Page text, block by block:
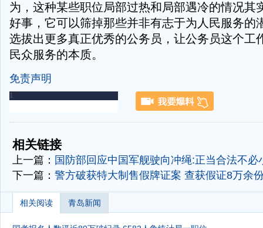
为，这种某些职位局部过热和局部遇冷的情况其
好事，它可以筛掉那些并非有志于为人民服务的
选拔出更多真正优秀的公务员，让公务员这个工
民众服务的本质。
免责声明
-
相关链接
上一篇： 国防部回应中国军舰驶向冲绳:正当合法不必
下一篇： 警方破获特大制售假牌证案 查获假证8万余
相关阅读 青岛新闻